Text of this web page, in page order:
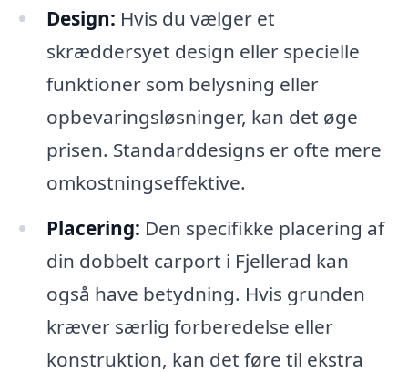
Design: Hvis du vælger et
skræddersyet design eller specielle
funktioner som belysning eller
opbevaringsløsninger, kan det øge
prisen. Standarddesigns er ofte mere
omkostningseffektive.
Placering: Den specifikke placering af
din dobbelt carport i Fjellerad kan
også have betydning. Hvis grunden
kræver særlig forberedelse eller
konstruktion, kan det føre til ekstra